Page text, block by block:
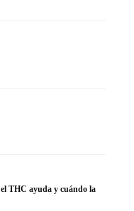
THC ayuda y cuándo la